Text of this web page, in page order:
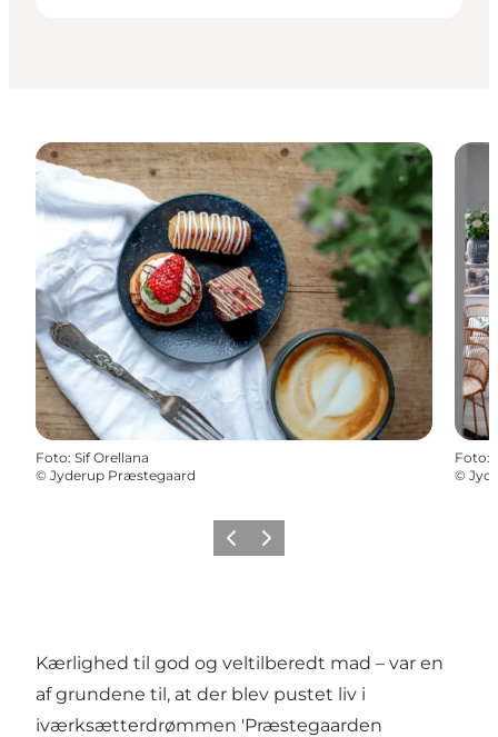
Foto: Sif Orellana
© Jyderup Præstegaard
Foto:
©
ForrigeNæste
Kærlighed til god og veltilberedt mad – var en
af grundene til, at der blev pustet liv i
iværksætterdrømmen 'Præstegaarden